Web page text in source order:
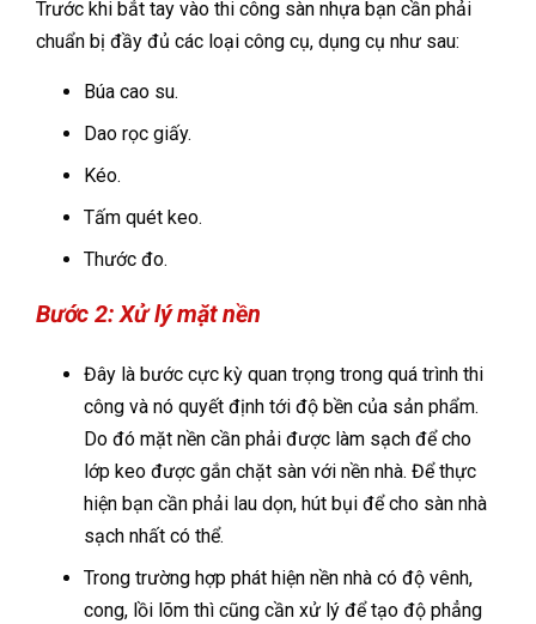
Trước khi bắt tay vào thi công sàn nhựa bạn cần phải
chuẩn bị đầy đủ các loại công cụ, dụng cụ như sau:
Búa cao su.
Dao rọc giấy.
Kéo.
Tấm quét keo.
Thước đo.
Bước 2: Xử lý mặt nền
Đây là bước cực kỳ quan trọng trong quá trình thi
công và nó quyết định tới độ bền của sản phẩm.
Do đó mặt nền cần phải được làm sạch để cho
lớp keo được gắn chặt sàn với nền nhà. Để thực
hiện bạn cần phải lau dọn, hút bụi để cho sàn nhà
sạch nhất có thể.
Trong trường hợp phát hiện nền nhà có độ vênh,
cong, lồi lõm thì cũng cần xử lý để tạo độ phẳng